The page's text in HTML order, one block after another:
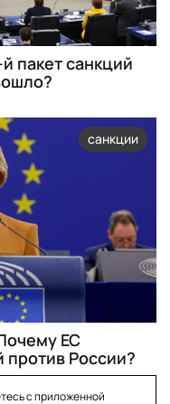
пакет санкций
санкции
ЕС
против России?
с приложенной